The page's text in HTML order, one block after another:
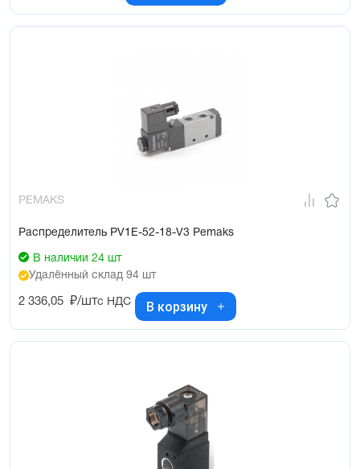
PEMAKS
Распределитель PV1E-52-18-V3 Pemaks
В наличии 24 шт
Удалённый склад 94 шт
2 336,05 ₽/штс НДС В корзину